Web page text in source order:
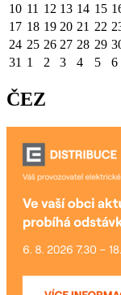
10 11 12 13 14 15
17 18 19 20 21 22
24 25 26 27 28 29
31 1 2 3 4 5 6
ČEZ